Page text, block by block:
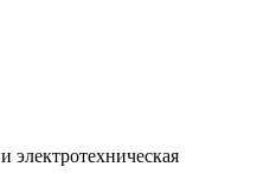
электротехническая